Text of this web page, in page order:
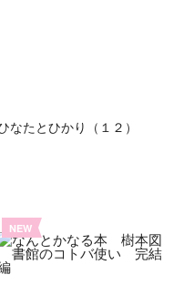
なたとひかり（１２）
NEW